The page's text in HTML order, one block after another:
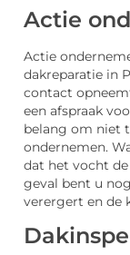
Actie
Actie
dakreparatie in
contact
een afspraak
belang om niet
ondernemen.
dat het vocht
geval bent u
verergert en de